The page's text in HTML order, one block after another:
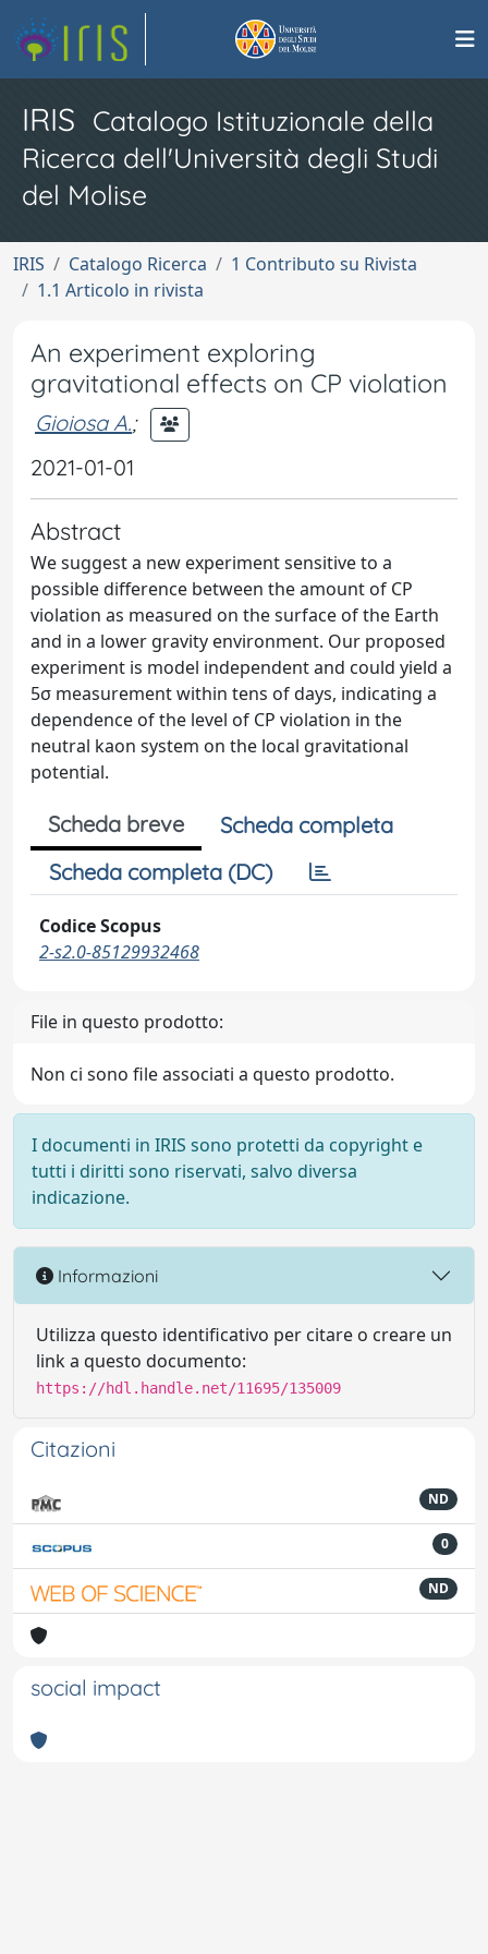
IRIS Catalogo Istituzionale della
Ricerca dell'Università degli Studi
del Molise
IRIS Catalogo Ricerca
1 Contributo su Rivista
1.1 Articolo in rivista
An experiment exploring
gravitational effects on CP violation
Gioiosa A.;
2021-01-01
Abstract
We suggest a new experiment sensitive to a
possible difference between the amount of CP
violation as measured on the surface of the Earth
and in a lower gravity environment. Our proposed
experiment is model independent and could yield a
5σ measurement within tens of days, indicating a
dependence of the level of CP violation in the
neutral kaon system on the local gravitational
potential.
Scheda breve
Scheda completa
Scheda completa (DC)
Codice Scopus
2-s2.0-85129932468
File in questo prodotto:
Non ci sono file associati a questo prodotto.
I documenti in IRIS sono protetti da copyright e
tutti i diritti sono riservati, salvo diversa
indicazione.
Informazioni
Utilizza questo identificativo per citare o creare un
link a questo documento:
https://hdl.handle.net/11695/135009
Citazioni
ND
0
ND
social impact